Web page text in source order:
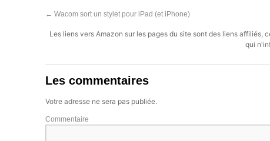
← Wacom sort un stylet pour iPad (et iPhone)
Les liens vers Amazon sur les pages du site sont des liens
qui
Les commentaires
Votre adresse ne sera pas publiée.
Commentaire